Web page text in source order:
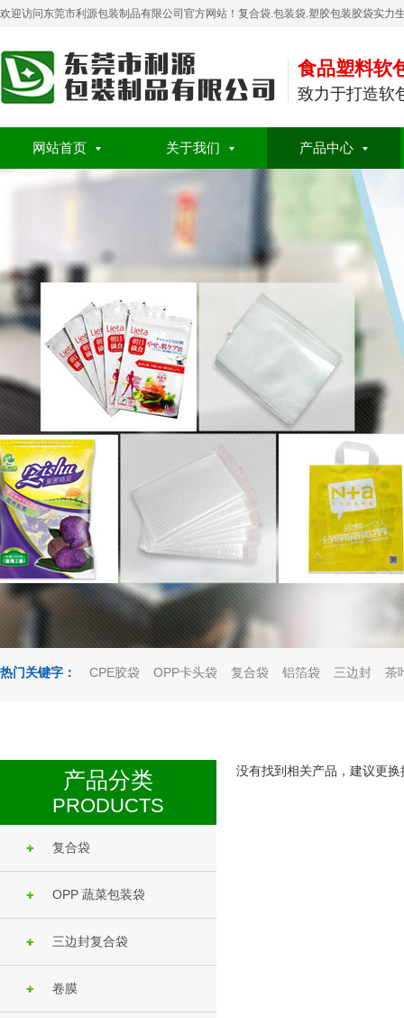
欢迎访问东莞市利源包装制品有限公司官方网站！复合袋.包装袋.塑胶包装胶袋实力
食品塑料软
致力于打造软
网站首页 关于我们 产品中心
热门关键字： CPE胶袋 OPP卡头袋 复合袋 铝箔袋 三边封 茶
产品分类
PRODUCTS
复合袋
OPP 蔬菜包装袋
三边封复合袋
卷膜
没有找到相关产品，建议更